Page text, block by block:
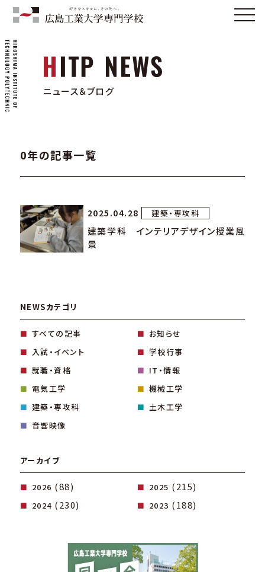
ニュース＆ブログ
0年の記事一覧
2025.04.28 建築・専攻科
建築学科 インテリアデザイン授業風
景
NEWSカテゴリ
すべての記事
お知らせ
入試・イベント
学校行事
就職・資格
IT・情報
電気工学
機械工学
建築・専攻科
土木工学
音響映像
アーカイブ
2026 (88) 2025 (215)
2024 (230) 2023 (188)